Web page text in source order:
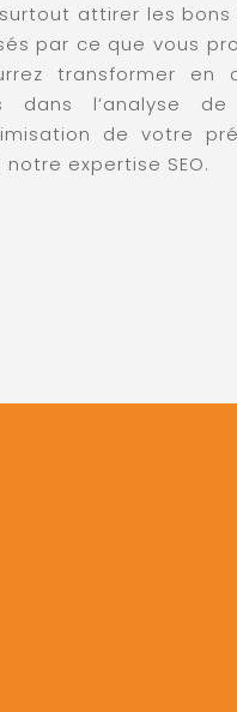
attirer les bons
par ce que vous
transformer en
dans l’analyse
de votre
expertise SEO.